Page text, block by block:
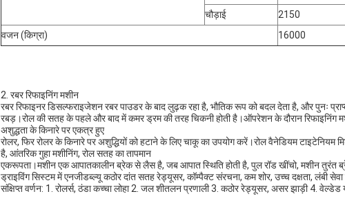
चौड़ाई
2150
वजन (किग्रा)
16000
2. रबर रिफाइनिंग मशीन
रबर रिफाइनर डिसल्फराइजेशन रबर पाउडर के बाद लुढ़क रहा है, भौतिक रूप को बदल देता है, और पुनः
रबड़।रोल की सतह के पहले और बाद में कमर ड्रम की तरह चिकनी होती है।ऑपरेशन के दौरान रिफाइनिंग
अशुद्धता के किनारे पर एकत्र हुए
रोलर, फिर रोलर के किनारे पर अशुद्धियों को हटाने के लिए चाकू का उपयोग करें।रोल वैनेडियम टाइटेनियम
है, आंतरिक गुहा मशीनिंग, रोल सतह का तापमान
एकरूपता।मशीन एक आपातकालीन ब्रेक से लैस है, जब आपात स्थिति होती है, पुल रॉड खींचो, मशीन तुरंत
ड्राइविंग सिस्टम में एनजीडब्ल्यू कठोर दांत सतह रेड्यूसर, कॉम्पैक्ट संरचना, कम शोर, उच्च दक्षता, लंबी
संक्षिप्त वर्णन: 1. रोलर्स, ठंडा कच्चा लोहा 2. जल शीतलन प्रणाली 3. कठोर रेड्यूसर, असर झाड़ी 4.